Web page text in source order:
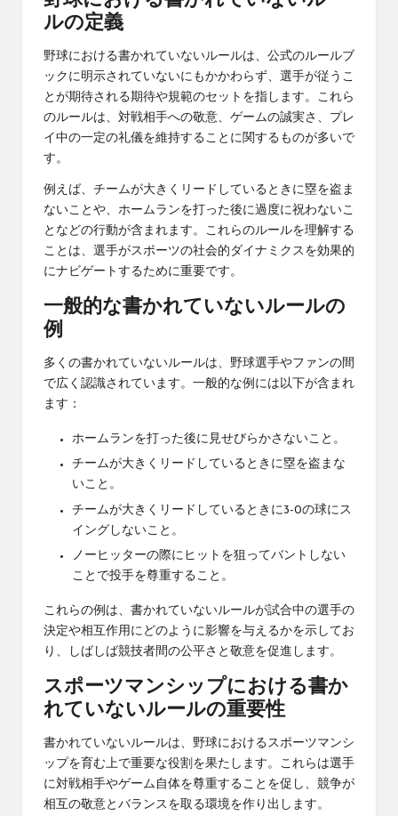
ルの定義
野球における書かれていないルールは、公式のルールブ
ックに明示されていないにもかかわらず、選手が従うこ
とが期待される期待や規範のセットを指します。これら
のルールは、対戦相手への敬意、ゲームの誠実さ、プレ
イ中の一定の礼儀を維持することに関するものが多いで
す。
例えば、チームが大きくリードしているときに塁を盗ま
ないことや、ホームランを打った後に過度に祝わないこ
となどの行動が含まれます。これらのルールを理解する
ことは、選手がスポーツの社会的ダイナミクスを効果的
にナビゲートするために重要です。
一般的な書かれていないルールの
例
多くの書かれていないルールは、野球選手やファンの間
で広く認識されています。一般的な例には以下が含まれ
ます：
ホームランを打った後に見せびらかさないこと。
チームが大きくリードしているときに塁を盗まな
いこと。
チームが大きくリードしているときに3-0の球にス
イングしないこと。
ノーヒッターの際にヒットを狙ってバントしない
ことで投手を尊重すること。
これらの例は、書かれていないルールが試合中の選手の
決定や相互作用にどのように影響を与えるかを示してお
り、しばしば競技者間の公平さと敬意を促進します。
スポーツマンシップにおける書か
れていないルールの重要性
書かれていないルールは、野球におけるスポーツマンシ
ップを育む上で重要な役割を果たします。これらは選手
に対戦相手やゲーム自体を尊重することを促し、競争が
相互の敬意とバランスを取る環境を作り出します。